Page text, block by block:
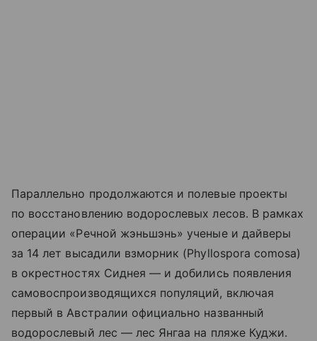
Параллельно продолжаются и полевые проекты
по восстановлению водорослевых лесов. В рамках
операции «Речной жэньшэнь» ученые и дайверы
за 14 лет высадили взморник (Phyllospora comosa)
в окрестностях Сиднея — и добились появления
самовоспроизводящихся популяций, включая
первый в Австралии официально названный
водорослевый лес — лес Янгаа на пляже Куджи.